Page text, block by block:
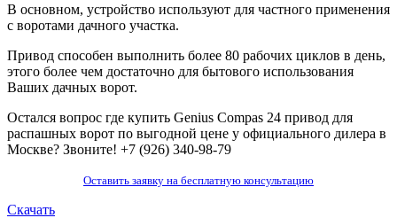
В основном, устройство используют для частного применения
с воротами дачного участка.
Привод способен выполнить более 80 рабочих циклов в день,
этого более чем достаточно для бытового использования
Ваших дачных ворот.
Остался вопрос где купить Genius Compas 24 привод для
распашных ворот по выгодной цене у официального дилера в
Москве? Звоните! +7 (926) 340-98-79
Оставить заявку на бесплатную консультацию
Скачать